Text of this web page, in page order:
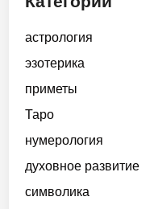
астрология
эзотерика
приметы
Таро
нумерология
духовное развитие
символика